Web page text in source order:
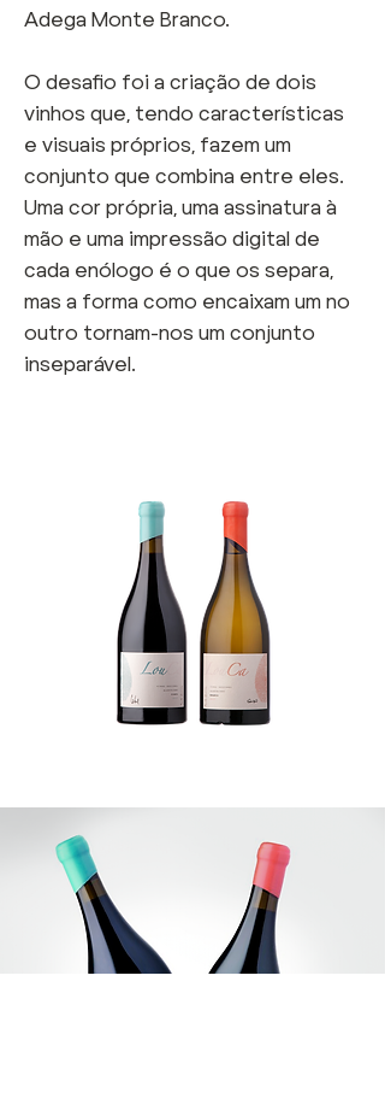
Adega Monte Branco.
O desafio foi a criação de dois
vinhos que, tendo características
e visuais próprios, fazem um
conjunto que combina entre eles.
Uma cor própria, uma assinatura à
mão e uma impressão digital de
cada enólogo é o que os separa,
mas a forma como encaixam um no
outro tornam-nos um conjunto
inseparável.